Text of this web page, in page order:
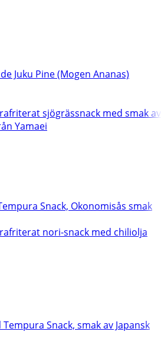
Juku Pine (Mogen Ananas)
Snack, Okonomisås smak
Snack, smak av Japansk